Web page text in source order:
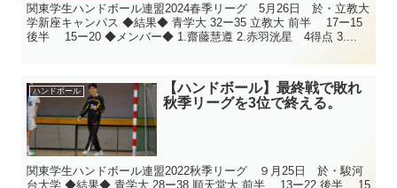
関東学生ハンドボール連盟2024春季リーグ 5月26日 於・立教大
学新座キャンパス ◆結果◆ 青学大 32ー35 立教大 前半 17ー15
後半 15ー20 ◆メンバー◆ 1.齋藤慧遵 2.赤羽洸星 4得点 3....
ハンドボール
【ハンドボール】最終戦で敗れ
秋季リーグを3位で終える。
関東学生ハンドボール連盟2022秋季リーグ ９月25日 於・駿河
台大学 ◆結果◆ 青学大 28ー38 順天堂大 前半 13ー22 後半 15